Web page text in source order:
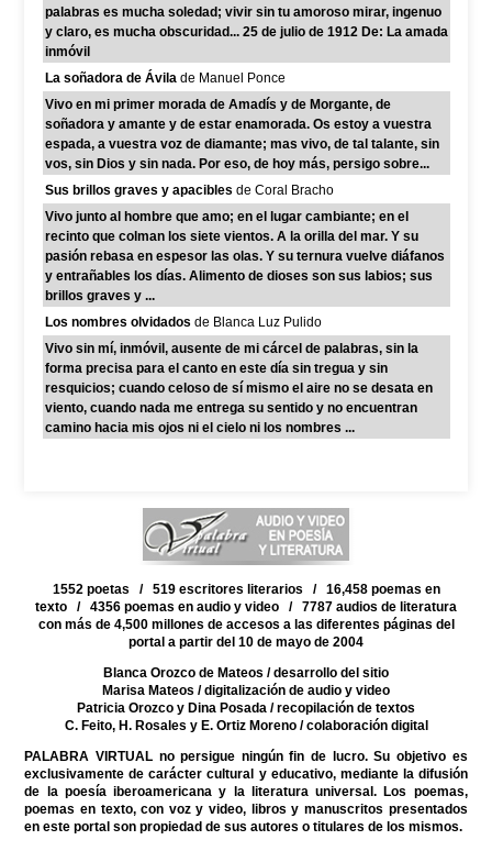
palabras es mucha soledad; vivir sin tu amoroso mirar, ingenuo
y claro, es mucha obscuridad... 25 de julio de 1912 De: La amada
inmóvil
La soñadora de Ávila de Manuel Ponce
Vivo en mi primer morada de Amadís y de Morgante, de
soñadora y amante y de estar enamorada. Os estoy a vuestra
espada, a vuestra voz de diamante; mas vivo, de tal talante, sin
vos, sin Dios y sin nada. Por eso, de hoy más, persigo sobre...
Sus brillos graves y apacibles de Coral Bracho
Vivo junto al hombre que amo; en el lugar cambiante; en el
recinto que colman los siete vientos. A la orilla del mar. Y su
pasión rebasa en espesor las olas. Y su ternura vuelve diáfanos
y entrañables los días. Alimento de dioses son sus labios; sus
brillos graves y ...
Los nombres olvidados de Blanca Luz Pulido
Vivo sin mí, inmóvil, ausente de mi cárcel de palabras, sin la
forma precisa para el canto en este día sin tregua y sin
resquicios; cuando celoso de sí mismo el aire no se desata en
viento, cuando nada me entrega su sentido y no encuentran
camino hacia mis ojos ni el cielo ni los nombres ...
1552 poetas / 519 escritores literarios / 16,458 poemas en
texto / 4356 poemas en audio y video / 7787 audios de literatura
con más de 4,500 millones de accesos a las diferentes páginas del
portal a partir del 10 de mayo de 2004
Blanca Orozco de Mateos / desarrollo del sitio
Marisa Mateos / digitalización de audio y video
Patricia Orozco y Dina Posada / recopilación de textos
C. Feito, H. Rosales y E. Ortiz Moreno/ colaboración digital
PALABRA VIRTUAL no persigue ningún fin de lucro. Su objetivo es
exclusivamente de carácter cultural y educativo, mediante la difusión
de la poesía iberoamericana y la literatura universal. Los poemas,
poemas en texto, con voz y video, libros y manuscritos presentados
en este portal son propiedad de sus autores o titulares de los mismos.